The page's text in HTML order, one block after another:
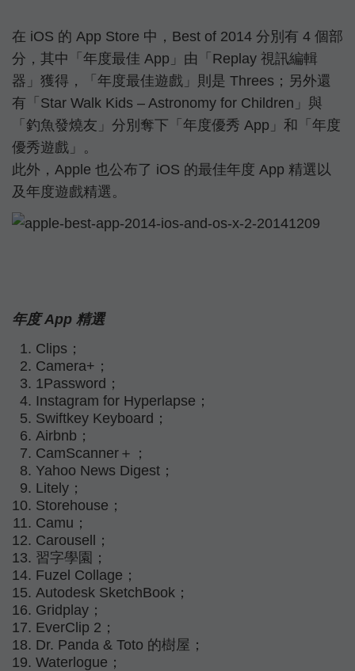
在 iOS 的 App Store 中，Best of 2014 分別有 4 個部
分，其中「年度最佳 App」由「Replay 視訊編輯
器」獲得，「年度最佳遊戲」則是 Threes；另外還
有「Star Walk Kids – Astronomy for Children」與
「釣魚發燒友」分別奪下「年度優秀 App」和「年度
優秀遊戲」。
此外，Apple 也公布了 iOS 的最佳年度 App 精選以
及年度遊戲精選。
年度 App 精選
Clips；
Camera+；
1Password；
Instagram for Hyperlapse；
Swiftkey Keyboard；
Airbnb；
CamScanner＋；
Yahoo News Digest；
Litely；
Storehouse；
Camu；
Carousell；
習字學園；
Fuzel Collage；
Autodesk SketchBook；
Gridplay；
EverClip 2；
Dr. Panda & Toto 的樹屋；
Waterlogue；